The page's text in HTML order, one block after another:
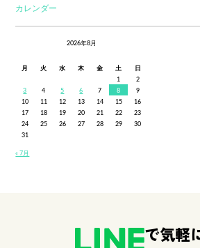
カレンダー
2026年8月
月 火 水 木 金 土
日
1
2
3
4 5 6 7 8
9
10
11 12 13 14 15
16
17
18 19 20 21 22
23
24
25 26 27 28 29
30
31
« 7月
で気軽